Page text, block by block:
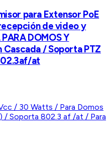
para Extensor PoE
de video y
DOMOS Y
Cascada / Soporta PTZ
at